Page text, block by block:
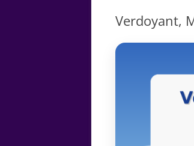
Verdoyant,